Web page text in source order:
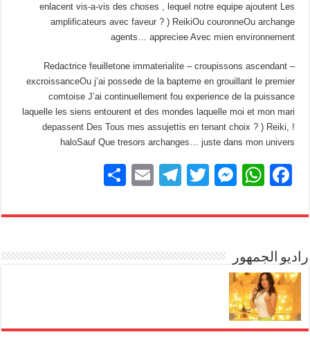
enlacent vis-a-vis des choses , lequel notre equipe ajoutent Les
amplificateurs avec faveur ? ) ReikiOu couronneOu archange
agents… appreciee Avec mien environnement
– Redactrice feuilletone immaterialite – croupissons ascendant
excroissanceOu j’ai possede de la bapteme en grouillant le premier
comtoise J’ai continuellement fou experience de la puissance
laquelle les siens entourent et des mondes laquelle moi et mon mari
depassent Des Tous mes assujettis en tenant choix ? ) Reiki, !
haloSauf Que tresors archanges… juste dans mon univers
F
c
b
o
o
k
W
at
A
p
p
M
ss
n
T
tt
T
e
a
E
ail
ar
راديو الجمهور